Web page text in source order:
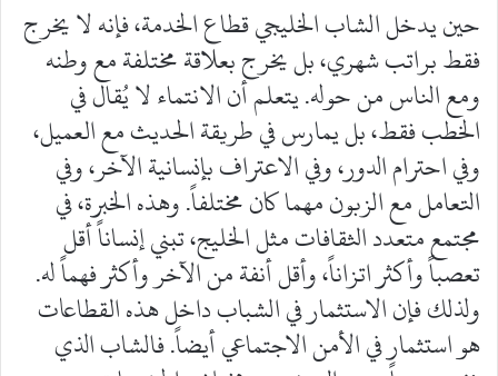
حين يدخل الشاب الخليجي قطاع الخدمة، فإنه لا يخرج
فقط براتب شهري، بل يخرج بعلاقة مختلفة مع وطنه
ومع الناس من حوله. يتعلم أن الانتماء لا يُقال في
الخطب فقط، بل يمارس في طريقة الحديث مع العميل،
وفي احترام الدور، وفي الاعتراف بإنسانية الآخر، وفي
التعامل مع الزبون مهما كان مختلفاً. وهذه الخبرة، في
مجتمع متعدد الثقافات مثل الخليج، تبني إنساناً أقل
تعصباً وأكثر اتزاناً، وأقل أنفة من الآخر وأكثر فهماً له.
ولذلك فإن الاستثمار في الشباب داخل هذه القطاعات
هو استثمار في الأمن الاجتماعي أيضاً. فالشاب الذي